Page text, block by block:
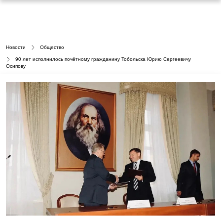
Новости Общество
90 лет исполнилось почётному гражданину Тобольска Юрию Сергеевичу
Осипову